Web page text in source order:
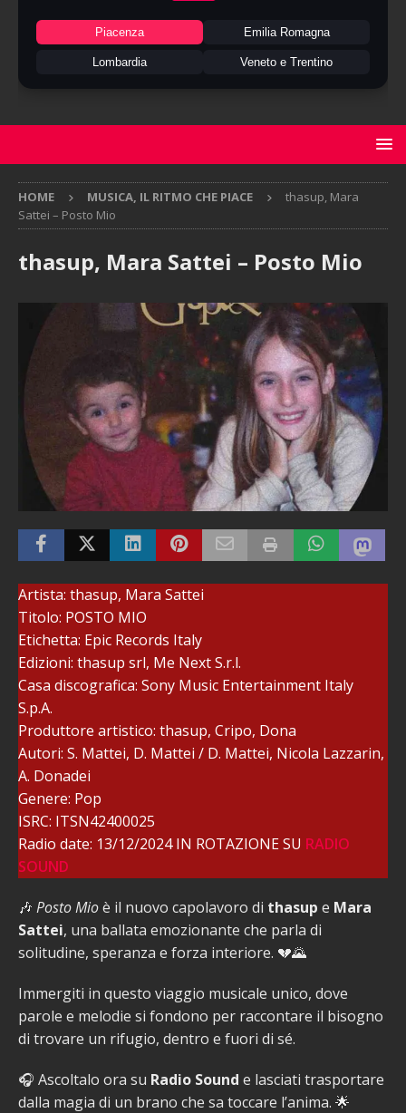
Piacenza Emilia Romagna
Lombardia Veneto e Trentino
HOME MUSICA, IL RITMO CHE PIACE
thasup, Mara
Sattei – Posto Mio
thasup, Mara Sattei – Posto Mio
Artista: thasup, Mara Sattei
Titolo: POSTO MIO
Etichetta: Epic Records Italy
Edizioni: thasup srl, Me Next S.r.l.
Casa discografica: Sony Music Entertainment Italy
S.p.A.
Produttore artistico: thasup, Cripo, Dona
Autori: S. Mattei, D. Mattei / D. Mattei, Nicola Lazzarin,
A. Donadei
Genere: Pop
ISRC: ITSN42400025
Radio date: 13/12/2024 IN ROTAZIONE SU RADIO
SOUND
🎶 Posto Mioè il nuovo capolavoro di thasup e Mara
Sattei, una ballata emozionante che parla di
solitudine, speranza e forza interiore. 💔🌄
Immergiti in questo viaggio musicale unico, dove
parole e melodie si fondono per raccontare il bisogno
di trovare un rifugio, dentro e fuori di sé.
🎧 Ascoltalo ora su Radio Sound e lasciati trasportare
dalla magia di un brano che sa toccare l’anima. 🌟